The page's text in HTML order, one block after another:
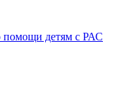
помощи детям с РАС